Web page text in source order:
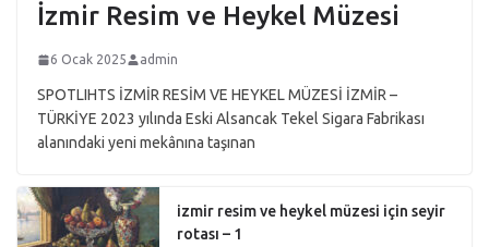
İzmir Resim ve Heykel Müzesi
6 Ocak 2025 admin
SPOTLIHTS İZMİR RESİM VE HEYKEL MÜZESİ İZMİR –
TÜRKİYE 2023 yılında Eski Alsancak Tekel Sigara Fabrikası
alanındaki yeni mekânına taşınan
izmir resim ve heykel müzesi için seyir
rotası – 1